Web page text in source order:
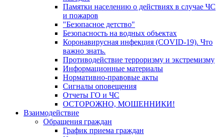
Памятки населению о действиях в случае ЧС
и пожаров
"Безопасное детство"
Безопасность на водных объектах
Коронавирусная инфекция (COVID-19). Что
важно знать.
Противодействие терроризму и экстремизму
Информационные материалы
Нормативно-правовые акты
Сигналы оповещения
Отчеты ГО и ЧС
ОСТОРОЖНО, МОШЕННИКИ!
Взаимодействие
Обращения граждан
График приема граждан